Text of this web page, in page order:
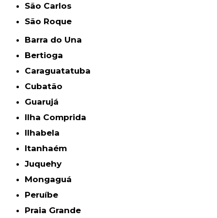
São Carlos
São Roque
Barra do Una
Bertioga
Caraguatatuba
Cubatão
Guarujá
Ilha Comprida
Ilhabela
Itanhaém
Juquehy
Mongaguá
Peruíbe
Praia Grande